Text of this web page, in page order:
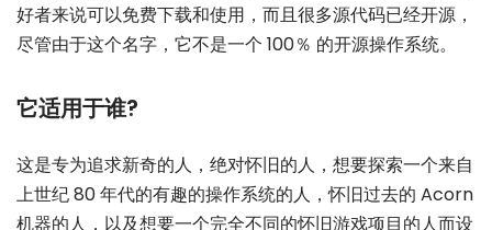
好者来说可以免费下载和使用，而且很多源代码已经开源，
尽管由于这个名字，它不是一个 100％ 的开源操作系统。
它适用于谁?
这是专为追求新奇的人，绝对怀旧的人，想要探索一个来自
上世纪 80 年代的有趣的操作系统的人，怀旧过去的 Acorn
机器的人，以及想要一个完全不同的怀旧游戏项目的人而设